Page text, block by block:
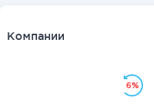
Компании
6%